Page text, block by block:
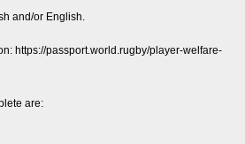
and/or English.
https://passport.world.rugby/player-welfare-
are: